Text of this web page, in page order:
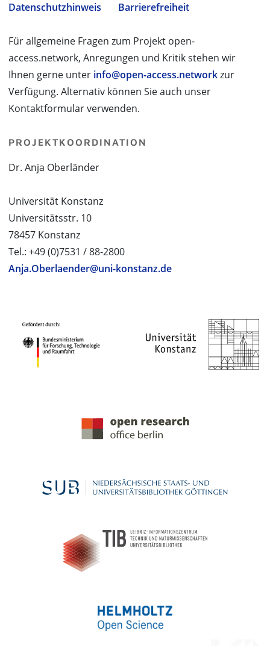
Datenschutzhinweis
Barrierefreiheit
Für allgemeine Fragen zum Projekt open-
access.network, Anregungen und Kritik stehen wir
Ihnen gerne unter info@open-access.networkzur
Verfügung. Alternativ können Sie auch unser
Kontaktformular verwenden.
PROJEKTKOORDINATION
Dr. Anja Oberländer
Universität Konstanz
Universitätsstr. 10
78457 Konstanz
Tel.: +49 (0)7531 / 88-2800
Anja.Oberlaender@uni-konstanz.de